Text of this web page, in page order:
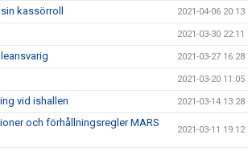
kassörroll 2021-04-06 20:13
2021-03-30 22:11
2021-03-27 16:28
2021-03-20 11:05
vid ishallen 2021-03-14 13:28
och förhållningsregler MARS
2021-03-11 19:12